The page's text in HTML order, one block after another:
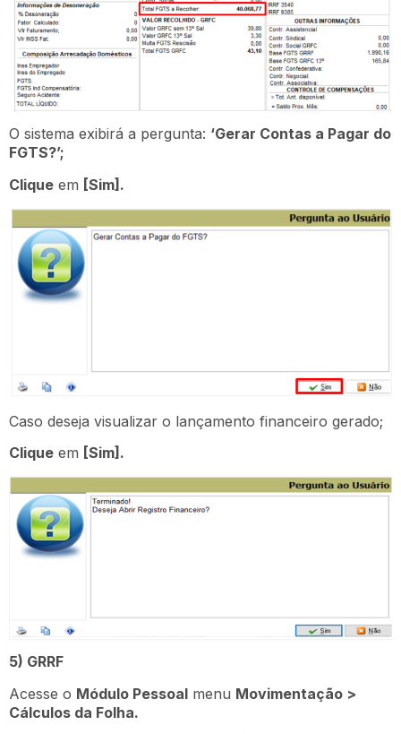
O sistema exibirá a pergunta: ‘Gerar Contas a Pagar do
FGTS?’;
Clique em [Sim].
Caso deseja visualizar o lançamento financeiro gerado;
Clique em [Sim].
5) GRRF
Acesse o Módulo Pessoal menu Movimentação >
Cálculos da Folha.